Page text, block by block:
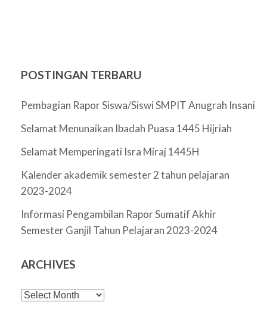
POSTINGAN TERBARU
Pembagian Rapor Siswa/Siswi SMPIT Anugrah Insani
Selamat Menunaikan Ibadah Puasa 1445 Hijriah
Selamat Memperingati Isra Miraj 1445H
Kalender akademik semester 2 tahun pelajaran
2023-2024
Informasi Pengambilan Rapor Sumatif Akhir
Semester Ganjil Tahun Pelajaran 2023-2024
ARCHIVES
Archives